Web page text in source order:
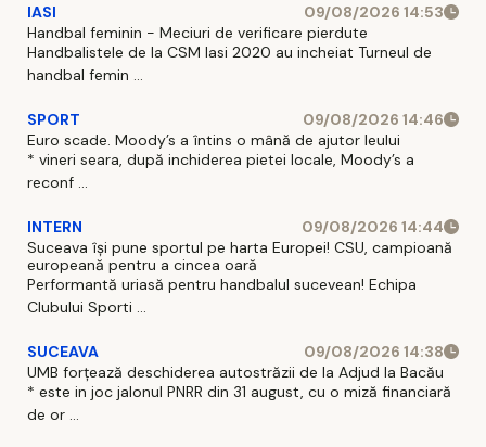
IASI
09/08/2026 14:53
Handbal feminin - Meciuri de verificare pierdute
Handbalistele de la CSM Iasi 2020 au incheiat Turneul de
handbal femin ...
SPORT
09/08/2026 14:46
Euro scade. Moody’s a întins o mână de ajutor leului
* vineri seara, după inchiderea pietei locale, Moody’s a
reconf ...
INTERN
09/08/2026 14:44
Suceava își pune sportul pe harta Europei! CSU, campioană
europeană pentru a cincea oară
Performantă uriasă pentru handbalul sucevean! Echipa
Clubului Sporti ...
SUCEAVA
09/08/2026 14:38
UMB forțează deschiderea autostrăzii de la Adjud la Bacău
* este in joc jalonul PNRR din 31 august, cu o miză financiară
de or ...